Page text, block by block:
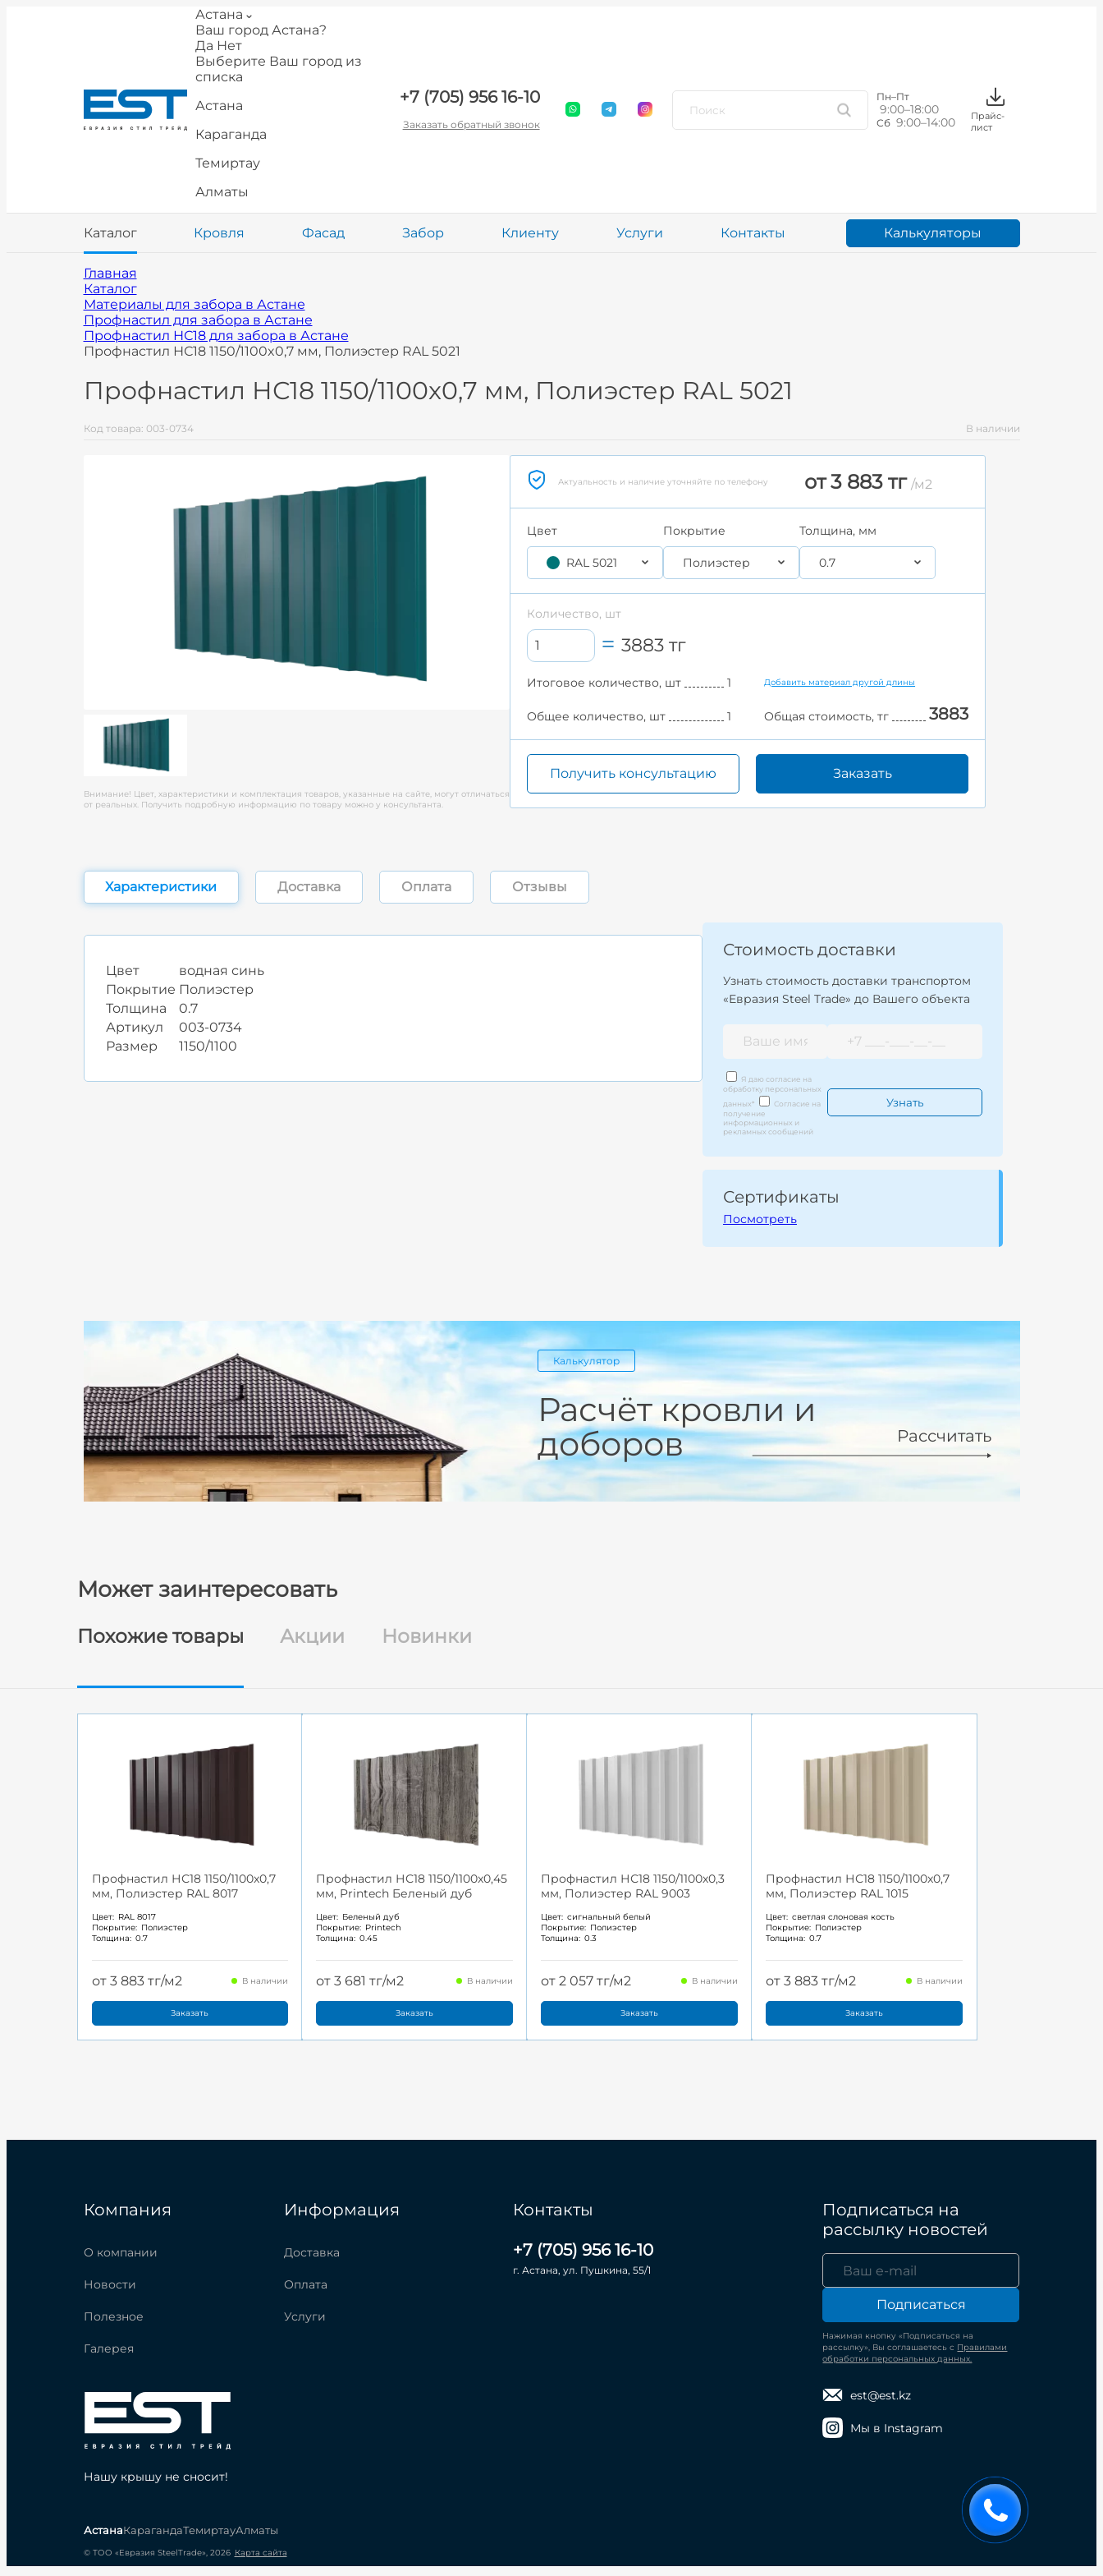
Астана
Ваш город Астана?
Да Нет
Выберите Ваш город из
списка
Астана
Караганда
Темиртау
Алматы
+7 (705) 956 16-10
Заказать обратный звонок
Пн–Пт
9:00–18:00
Сб 9:00–14:00
Прайс-
лист
Каталог Кровля Фасад Забор Клиенту Услуги Контакты Калькуляторы
Главная
Каталог
Материалы для забора в Астане
Профнастил для забора в Астане
Профнастил НС18 для забора в Астане
Профнастил НС18 1150/1100x0,7 мм, Полиэстер RAL 5021
Профнастил НС18 1150/1100x0,7 мм, Полиэстер RAL 5021
Код товара: 003-0734 В наличии
Внимание! Цвет, характеристики и комплектация товаров, указанные на сайте, могут отличаться
от реальных. Получить подробную информацию по товару можно у консультанта.
Актуальность и наличие уточняйте по телефону от 3 883 тг/м2
Цвет
RAL 5021
Покрытие
Полиэстер
Толщина, мм
0.7
Количество, шт
3883 тг
Итоговое количество, шт 1 Добавить материал другой длины
Общее количество, шт 1 Общая стоимость, тг 3883
Получить консультацию Заказать
Характеристики Доставка Оплата Отзывы
Цвет
водная синь
Покрытие Полиэстер
Толщина
0.7
Артикул
003-0734
Размер
1150/1100
Стоимость доставки
Узнать стоимость доставки транспортом
«Евразия Steel Trade» до Вашего объекта
Я даю согласие на
обработку персональных
данных*
Согласие на
получение
информационных и
рекламных сообщений
Сертификаты
Посмотреть
Калькулятор
Расчёт кровли и
доборов
Рассчитать
Может заинтересовать
Похожие товары Акции Новинки
Профнастил НС18 1150/1100x0,7
мм, Полиэстер RAL 8017
Цвет: RAL 8017
Покрытие: Полиэстер
Толщина: 0.7
от 3 883 тг/м2 В наличии
Заказать
Профнастил НС18 1150/1100x0,45
мм, Printech Беленый дуб
Цвет: Беленый дуб
Покрытие: Printech
Толщина: 0.45
от 3 681 тг/м2 В наличии
Заказать
Профнастил НС18 1150/1100x0,3
мм, Полиэстер RAL 9003
Цвет: сигнальный белый
Покрытие: Полиэстер
Толщина: 0.3
от 2 057 тг/м2 В наличии
Заказать
Профнастил НС18 1150/1100x0,7
мм, Полиэстер RAL 1015
Цвет: светлая слоновая кость
Покрытие: Полиэстер
Толщина: 0.7
от 3 883 тг/м2 В наличии
Заказать
Компания
О компании
Новости
Полезное
Галерея
Информация
Доставка
Оплата
Услуги
Контакты
+7 (705) 956 16-10
г. Астана, ул. Пушкина, 55/1
Подписаться на
рассылку новостей
Подписаться
Нажимая кнопку «Подписаться на
рассылку», Вы соглашаетесь с Правилами
обработки персональных данных.
est@est.kz
Мы в Instagram
Нашу крышу не сносит!
АстанаКарагандаТемиртауАлматы
© ТОО «Евразия SteelTrade», 2026 Карта сайта